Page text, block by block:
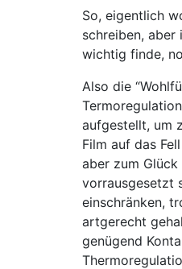
So, eigentlich
schreiben,
wichtig finde,
Also die
aufgestellt, um
Film auf das
aber zum
vorrausgesetzt
einschränken,
artgerecht
genügend